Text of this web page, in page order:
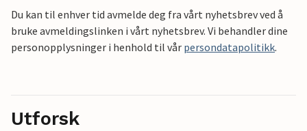
Du kan til enhver tid avmelde deg fra vårt nyhetsbrev ved å
bruke avmeldingslinken i vårt nyhetsbrev. Vi behandler dine
personopplysninger i henhold til vår persondatapolitikk.
Utforsk